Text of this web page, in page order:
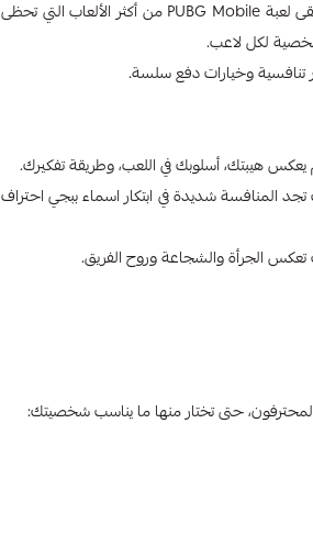
حيث تبقى لعبة PUBG Mobile من أكثر الألعاب التي تحظى
لكل لاعب.
تنافسية وخيارات دفع سلسة.
هيبتك، أسلوبك في اللعب، وطريقة تفكيرك.
تعكس الجرأة والشجاعة وروح الفريق.